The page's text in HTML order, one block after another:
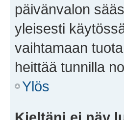
päivänvalon
yleisesti
vaihtamaan
heittää tunnilla
Ylös